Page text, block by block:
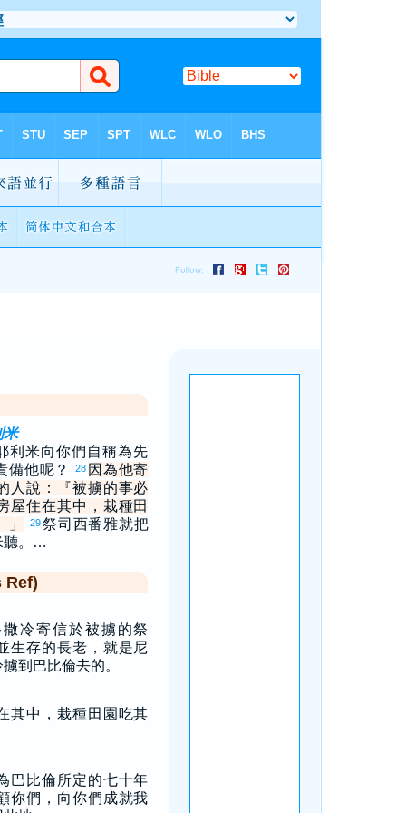
米
利米向你們自稱為先
備他呢？
28 因為他寄
人說：『被擄的事必
屋住在其中，栽種田
29祭司西番雅就把
聽。…
Ref)
冷寄信於被擄的祭
生存的長老，就是尼
到巴比倫去的。
其中，栽種田園吃其
巴比倫所定的七十年
你們，向你們成就我